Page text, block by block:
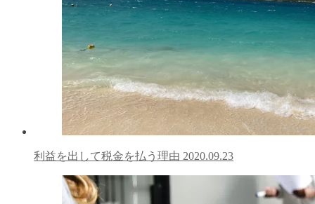
利益を出して税金を払う理由 2020.09.23